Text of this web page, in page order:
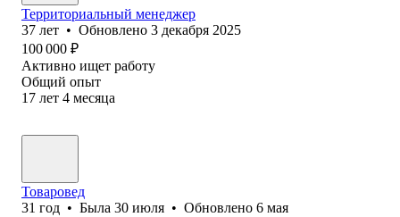
Территориальный менеджер
37 лет • Обновлено 3 декабря 2025
100 000 ₽
Активно ищет работу
Общий опыт
17 лет 4 месяца
Товаровед
31 год • Была 30 июля • Обновлено 6 мая